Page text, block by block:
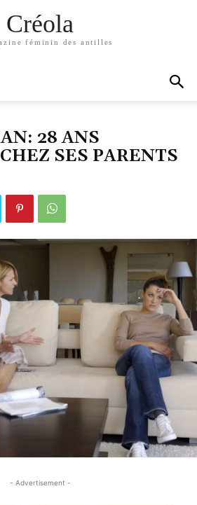
Créola
féminin des antilles
28 ANS
SES PARENTS
- Advertisement -